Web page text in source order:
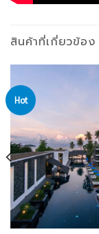
สินค้าที่เกี่ยวข้อง
Hot